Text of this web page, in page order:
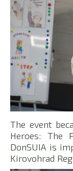
The event
Heroes: The
DonSUIA is
Kirovohrad